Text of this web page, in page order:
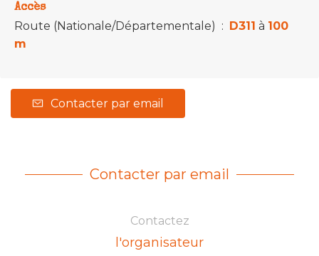
Accès
Route (Nationale/Départementale) : D311 à 100
m
Contacter par email
Contacter par email
Contactez
l'organisateur